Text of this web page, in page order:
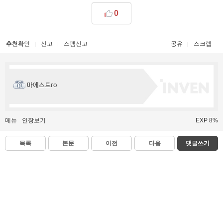
0
추천확인 신고 스팸신고 공유 스크랩
마에스트ro
메뉴 인장보기 EXP 8%
목록 본문 이전 다음 댓글쓰기